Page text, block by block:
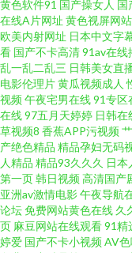
料 亚洲欧美另类综合 国
老湿机x私人69 影音先锋
婷 91传媒免费网站 超碰
碰人人人妻 超碰草逼 四
堂 91換覺 成人午夜性剧场
利社 欧美人妻BBw 午夜
城 91的美女视频 超碰在
黄色软件91 国产操女人 国
在线A片网址 黄色视屏网站
欧美内射网址 日本中文字
看 国产不卡高清91av在线
乱一乱二乱三 日韩美女直
电影伦理片黄瓜视频成人
视频午夜宅男在线91专区
在线97五月天婷婷 日韩在
草视频8 香蕉APP污视频
产绝色精品 精品孕妇无码
人精品 精品93久久久 日本
第一页韩日视频高清国产
亚洲av激情电影午夜导航
论坛免费网站黄色在线 久
页 麻豆网站在线观看91精
婷爱 国产不卡小视频AV